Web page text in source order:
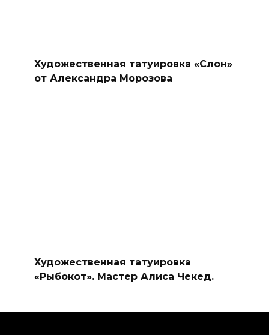
Художественная татуировка «Слон»
от Александра Морозова
Художественная татуировка
«Рыбокот». Мастер Алиса Чекед.